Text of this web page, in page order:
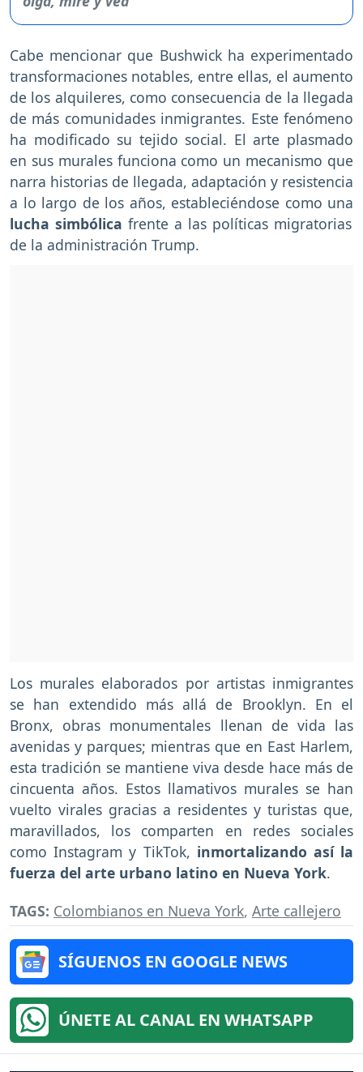
Cabe mencionar que Bushwick ha experimentado
transformaciones notables, entre ellas, el aumento
de los alquileres, como consecuencia de la llegada
de más comunidades inmigrantes. Este fenómeno
ha modificado su tejido social. El arte plasmado
en sus murales funciona como un mecanismo que
narra historias de llegada, adaptación y resistencia
a lo largo de los años, estableciéndose como una
lucha simbólica frente a las políticas migratorias
de la administración Trump.
Los murales elaborados por artistas inmigrantes
se han extendido más allá de Brooklyn. En el
Bronx, obras monumentales llenan de vida las
avenidas y parques; mientras que en East Harlem,
esta tradición se mantiene viva desde hace más de
cincuenta años. Estos llamativos murales se han
vuelto virales gracias a residentes y turistas que,
maravillados, los comparten en redes sociales
como Instagram y TikTok, inmortalizando así la
fuerza del arte urbano latino en Nueva York.
TAGS: Colombianos en Nueva York, Arte callejero
SÍGUENOS EN GOOGLE NEWS
ÚNETE AL CANAL EN WHATSAPP